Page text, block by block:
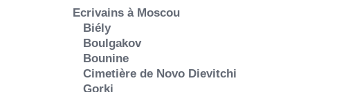
Ecrivains à Moscou
Biély
Boulgakov
Bounine
Cimetière de Novo Dievitchi
Gorki